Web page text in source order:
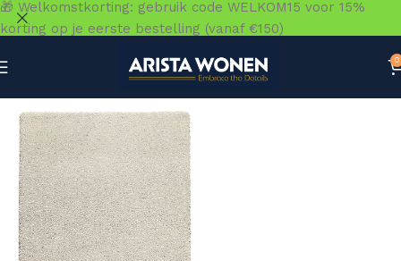
0
🎁 Welkomstkorting: gebruik code WELKOM15 voor 15%
korting op je eerste bestelling (vanaf €150)